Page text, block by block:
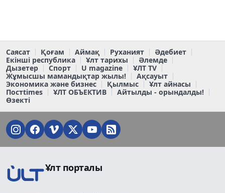
Саясат Қоғам Аймақ Руханият
Әдебиет
Екінші республика
Ұлт тарихы
Әлемде
Дызетер
Спорт U magazine
ҰЛТ TV
Жұмысшы мамандықтар жылы!
Ақсауыт
Экономика және бизнес
Қылмыс
Ұлт айнасы
Постtimes
ҰЛТ ОБЪЕКТИВ
Айтылды - орындалды!
Өзекті
Ұлт порталы